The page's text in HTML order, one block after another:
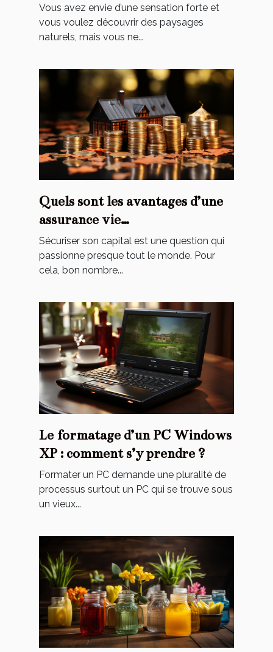
Vous avez envie d’une sensation forte et
vous voulez découvrir des paysages
naturels, mais vous ne...
Quels sont les avantages d’une
assurance vie
luxembourgeoise ?
Sécuriser son capital est une question qui
passionne presque tout le monde. Pour
cela, bon nombre...
Le formatage d’un PC Windows
XP : comment s’y prendre ?
Formater un PC demande une pluralité de
processus surtout un PC qui se trouve sous
un vieux...